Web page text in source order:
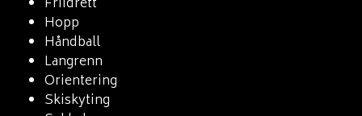
Hopp
Håndball
Langrenn
Orientering
Skiskyting